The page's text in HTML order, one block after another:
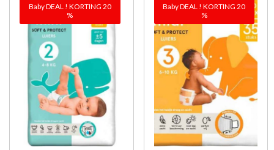
Baby DEAL ! KORTING 20
%
Baby DEAL ! KORTING 20
%